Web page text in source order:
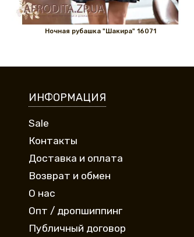
Ночная рубашка "Шакира" 16071
ИНФОРМАЦИЯ
Sale
Контакты
Доставка и оплата
Возврат и обмен
О нас
Опт / дропшиппинг
Публичный договор